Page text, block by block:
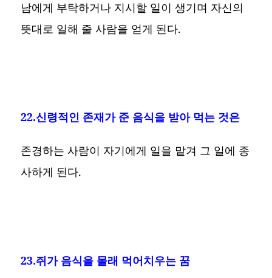
남에게 부탁하거나 지시할 일이 생기며 자신의
뜻대로 일해 줄 사람을 얻게 된다.
22.신령적인 존재가 준 음식을 받아 먹는 것은
존경하는 사람이 자기에게 일을 맡겨 그 일에 종
사하게 된다.
23.쥐가 음식을 몰래 먹어치우는 꿈